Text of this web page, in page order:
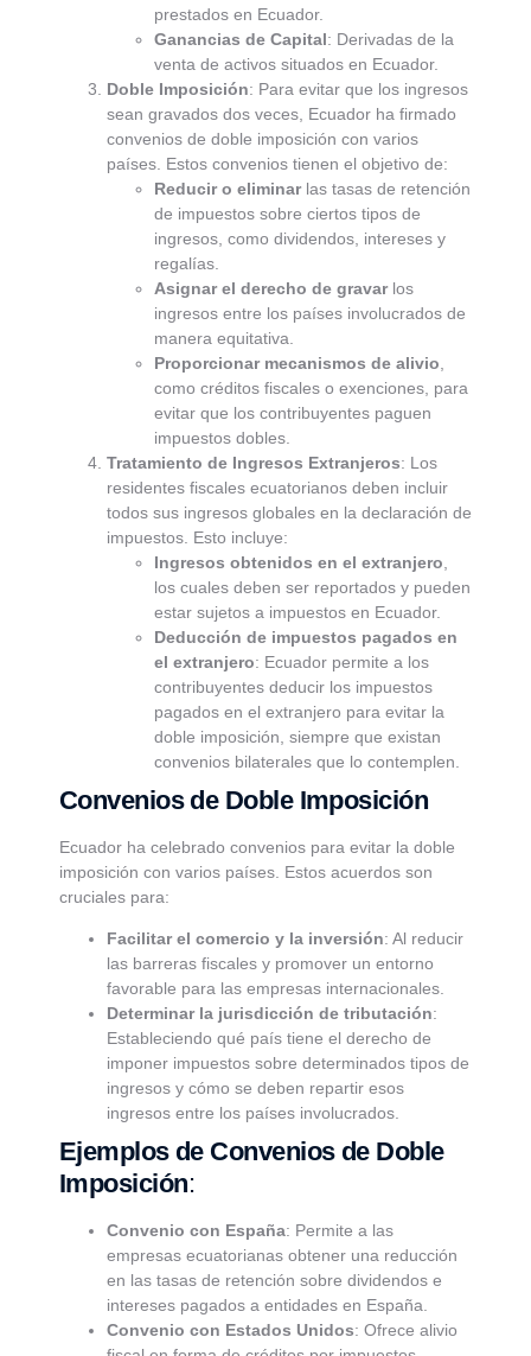
prestados en Ecuador.
Ganancias de Capital: Derivadas de la
venta de activos situados en Ecuador.
Doble Imposición: Para evitar que los ingresos
sean gravados dos veces, Ecuador ha firmado
convenios de doble imposición con varios
países. Estos convenios tienen el objetivo de:
Reducir o eliminarlas tasas de retención
de impuestos sobre ciertos tipos de
ingresos, como dividendos, intereses y
regalías.
Asignar el derecho de gravarlos
ingresos entre los países involucrados de
manera equitativa.
Proporcionar mecanismos de alivio
como créditos fiscales o exenciones, para
evitar que los contribuyentes paguen
impuestos dobles.
Tratamiento de Ingresos Extranjeros: Los
residentes fiscales ecuatorianos deben incluir
todos sus ingresos globales en la declaración de
impuestos. Esto incluye:
Ingresos obtenidos en el extranjero
los cuales deben ser reportados y pueden
estar sujetos a impuestos en Ecuador.
Deducción de impuestos pagados en
el extranjero: Ecuador permite a los
contribuyentes deducir los impuestos
pagados en el extranjero para evitar la
doble imposición, siempre que existan
convenios bilaterales que lo contemplen.
Convenios de Doble Imposición
Ecuador ha celebrado convenios para evitar la doble
imposición con varios países. Estos acuerdos son
cruciales para:
Facilitar el comercio y la inversión: Al reducir
las barreras fiscales y promover un entorno
favorable para las empresas internacionales.
Determinar la jurisdicción de tributación:
Estableciendo qué país tiene el derecho de
imponer impuestos sobre determinados tipos de
ingresos y cómo se deben repartir esos
ingresos entre los países involucrados.
Ejemplos de Convenios de Doble
Imposición:
Convenio con España: Permite a las
empresas ecuatorianas obtener una reducción
en las tasas de retención sobre dividendos e
intereses pagados a entidades en España.
Convenio con Estados Unidos: Ofrece alivio